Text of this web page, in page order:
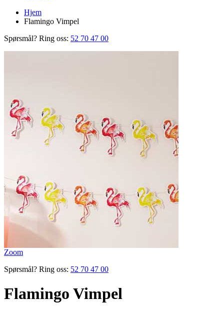
Hjem
Flamingo Vimpel
Spørsmål? Ring oss: 52 70 47 00
Zoom
Spørsmål? Ring oss: 52 70 47 00
Flamingo Vimpel